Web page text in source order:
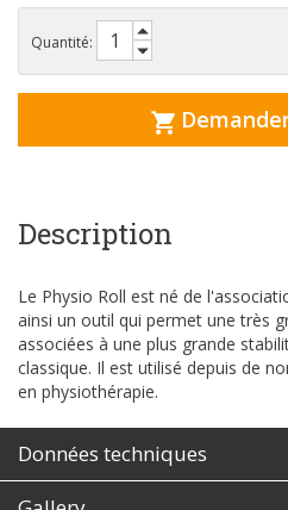
Quantité:
Description
Le Physio Roll est né de
ainsi un outil qui permet une très
associées à une plus grande
classique. Il est utilisé depuis de
en physiothérapie.
Données techniques